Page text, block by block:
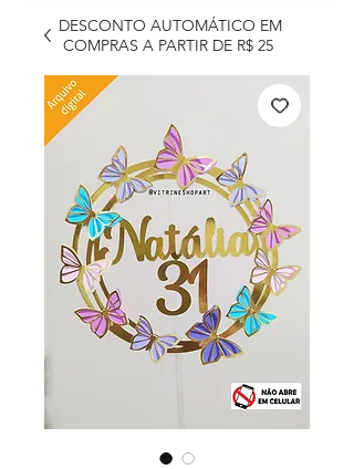
DESCONTO AUTOMÁTICO EM
COMPRAS A PARTIR DE R$ 25